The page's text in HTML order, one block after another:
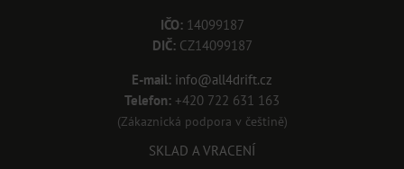
IČO:14099187
DIČ:CZ14099187
E-mail: info@all4drift.cz
Telefon: +420 722 631 163
(Zákaznická podpora v češtině)
SKLAD A VRACENÍ